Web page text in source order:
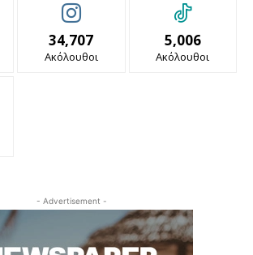
34,707
Ακόλουθοι
5,006
Ακόλουθοι
- Advertisement -